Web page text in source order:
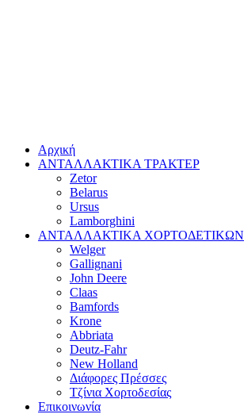
Αρχική
ΑΝΤΑΛΛΑΚΤΙΚΑ ΤΡΑΚΤΕΡ
Zetor
Belarus
Ursus
Lamborghini
ΑΝΤΑΛΛΑΚΤΙΚΑ ΧΟΡΤΟΔΕΤΙΚΩΝ
Welger
Gallignani
John Deere
Claas
Bamfords
Krone
Abbriata
Deutz-Fahr
New Holland
Διάφορες Πρέσσες
Τζίνια Χορτοδεσίας
Επικοινωνία